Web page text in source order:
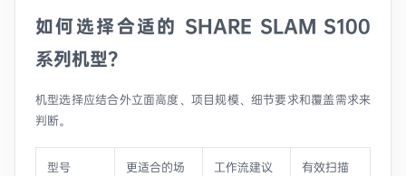
如何选择合适的 SHARE SLAM S100
系列机型？
机型选择应结合外立面高度、项目规模、细节要求和覆盖需求来
判断。
型号
更适合的场
工作流建议
有效扫描